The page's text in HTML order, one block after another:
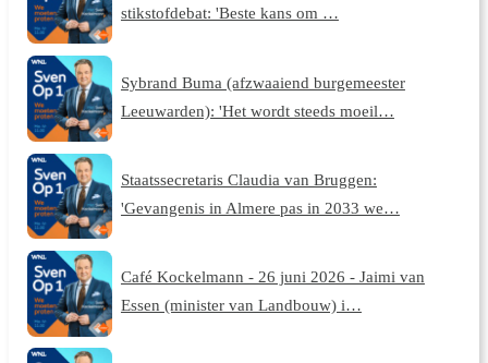
stikstofdebat: 'Beste kans om …
Sybrand Buma (afzwaaiend burgemeester
Leeuwarden): 'Het wordt steeds moeil…
Staatssecretaris Claudia van Bruggen:
'Gevangenis in Almere pas in 2033 we…
Café Kockelmann - 26 juni 2026 - Jaimi van
Essen (minister van Landbouw) i…